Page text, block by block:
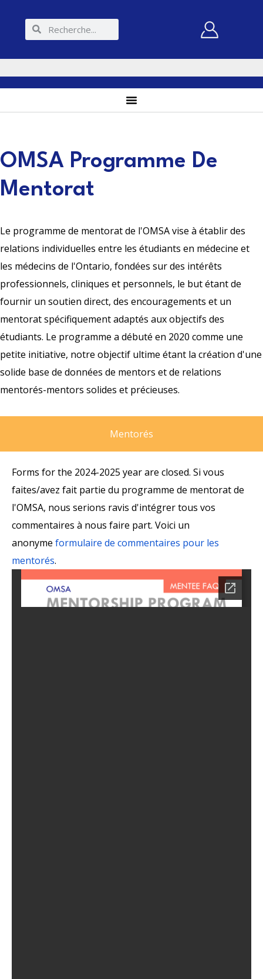
OMSA Programme De
Mentorat
Le programme de mentorat de l'OMSA vise à établir des
relations individuelles entre les étudiants en médecine et
les médecins de l'Ontario, fondées sur des intérêts
professionnels, cliniques et personnels, le but étant de
fournir un soutien direct, des encouragements et un
mentorat spécifiquement adaptés aux objectifs des
étudiants. Le programme a débuté en 2020 comme une
petite initiative, notre objectif ultime étant la création d'une
solide base de données de mentors et de relations
mentorés-mentors solides et précieuses.
Mentorés
Forms for the 2024-2025 year are closed. Si vous
faites/avez fait partie du programme de mentorat de
l'OMSA, nous serions ravis d'intégrer tous vos
commentaires à nous faire part. Voici un
anonyme formulaire de commentaires pour les
mentorés.